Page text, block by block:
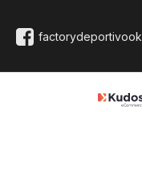
factorydeportivook